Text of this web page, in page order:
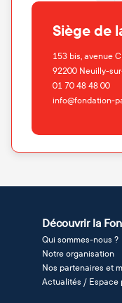
Siège de
153 bis, avenue
92200 Neuilly-
01 70 48 48 00
info@fondation-
Découvrir la
Qui sommes-nous ?
Notre organisation
Nos partenaires et
Actualités / Espace